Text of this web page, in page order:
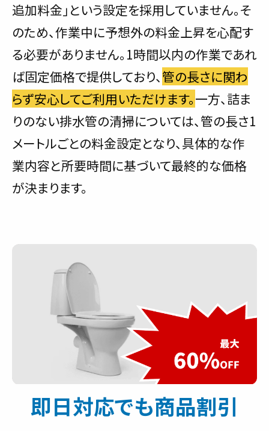
追加料金」という設定を採用していません。そ
のため、作業中に予想外の料金上昇を心配す
る必要がありません。1時間以内の作業であれ
ば固定価格で提供しており、管の長さに関わ
らず安心してご利用いただけます。一方、詰ま
りのない排水管の清掃については、管の長さ1
メートルごとの料金設定となり、具体的な作
業内容と所要時間に基づいて最終的な価格
が決まります。
即日対応でも商品割引